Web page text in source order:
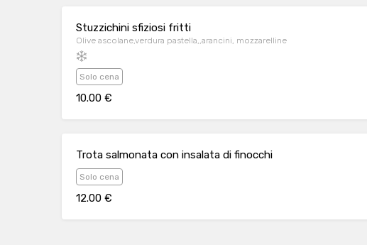
Stuzzichini sfiziosi fritti
Olive ascolane,verdura pastella,,arancini, mozzarelline
Solo cena
10.00 €
Trota salmonata con insalata di finocchi
Solo cena
12.00 €